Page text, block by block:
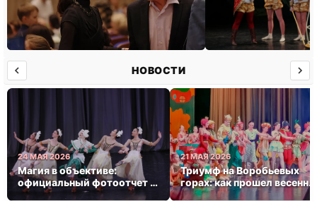
НОВОСТИ
24 МАЯ 2026
Магия в объективе:
официальный фотоотчет с
весеннего триумфа
21 МАЯ 2026
Триумф на Воробьевых
горах: как прошел
концерт балетной школы